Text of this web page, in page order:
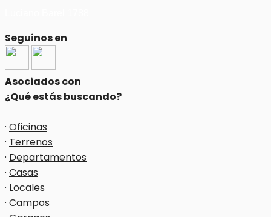
Seguinos en
Asociados con
¿Qué estás buscando?
· Oficinas
· Terrenos
· Departamentos
· Casas
· Locales
· Campos